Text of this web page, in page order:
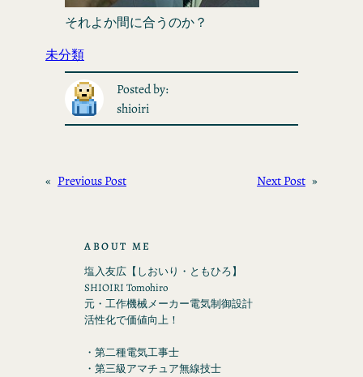
それよか間に合うのか？
未分類
Posted by:
shioiri
« Previous Post Next Post »
ABOUT ME
塩入友広【しおいり・ともひろ】
SHIOIRI Tomohiro
元・工作機械メーカー電気制御設計
活性化で価値向上！
・第二種電気工事士
・第三級アマチュア無線技士